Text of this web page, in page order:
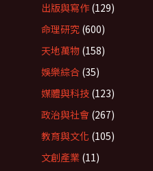
出版與寫作 (129)
命理研究 (600)
天地萬物 (158)
娛樂綜合 (35)
媒體與科技 (123)
政治與社會 (267)
教育與文化 (105)
文創產業 (11)